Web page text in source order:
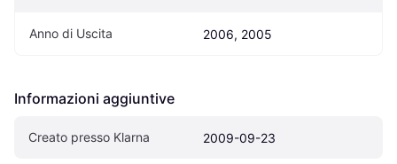
Anno di Uscita 2006, 2005
Informazioni aggiuntive
Creato presso Klarna 2009-09-23